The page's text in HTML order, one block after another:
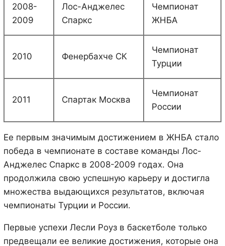
2008-
2009
Лос-Анджелес
Спаркс
Чемпионат
ЖНБА
2010 Фенербахче СК
Чемпионат
Турции
2011 Спартак Москва
Чемпионат
России
Ее первым значимым достижением в ЖНБА стало
победа в чемпионате в составе команды Лос-
Анджелес Спаркс в 2008-2009 годах. Она
продолжила свою успешную карьеру и достигла
множества выдающихся результатов, включая
чемпионаты Турции и России.
Первые успехи Лесли Роуз в баскетболе только
предвещали ее великие достижения, которые она